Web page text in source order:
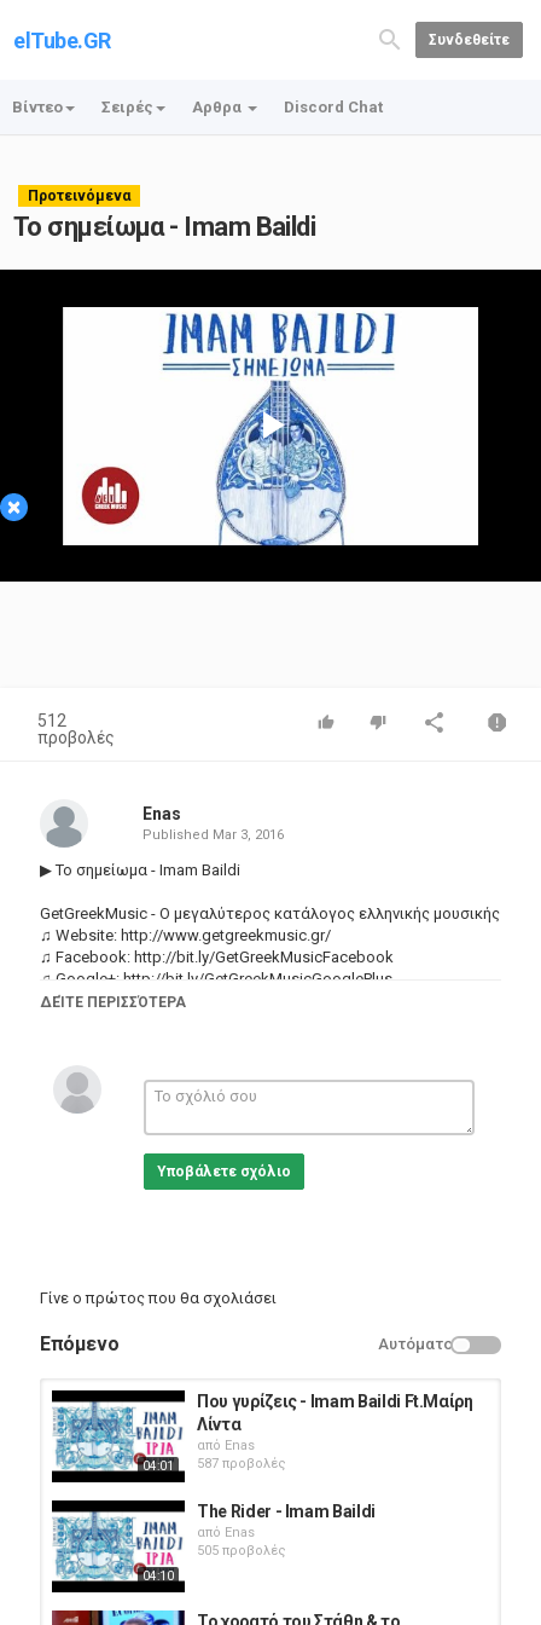
elTube.GR Συνδεθείτε
Βίντεο Σειρές Αρθρα Discord Chat
Προτεινόμενα
Το σημείωμα - Imam Baildi
×
Play
Video
512
προβολές
Enas
Published Mar 3, 2016
▶ Το σημείωμα - Imam Baildi
GetGreekMusic - Ο μεγαλύτερος κατάλογος ελληνικής μουσικής
♫ Website: http://www.getgreekmusic.gr/
♫ Facebook: http://bit.ly/GetGreekMusicFacebook
♫ Google+: http://bit.ly/GetGreekMusicGooglePlus
♫ Twitter:http://bit.ly/GetGreekMusicTwitter
▶ iTunes:
http://bit.ly/To_Simeioma
▶ Share on Facebook:
https://www.facebook.com/sharer/sharer.php?
u=http://youtu.be/PKvn00Q4dXE
Greek Music
ΔΕΊΤΕ ΠΕΡΙΣΣΌΤΕΡΑ
Υποβάλετε σχόλιο
Γίνε ο πρώτος που θα σχολιάσει
Επόμενο Αυτόματο
04:01
Που γυρίζεις - Imam Baildi Ft.Μαίρη
Λίντα
από Enas
587 προβολές
04:10
The Rider - Imam Baildi
από Enas
505 προβολές
Το χορατό του Στάθη & το